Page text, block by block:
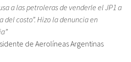
a las petroleras de venderle el JP1 a
del costo”. Hizo la denuncia en
de Aerolíneas Argentinas